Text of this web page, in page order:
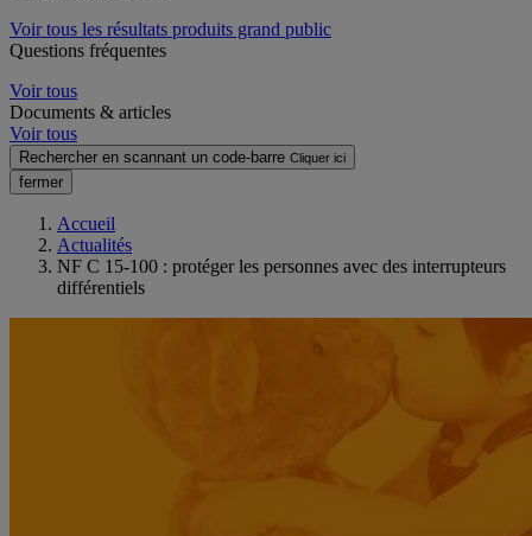
Voir tous les résultats produits grand public
Questions fréquentes
Voir tous
Documents & articles
Voir tous
Rechercher en scannant un code-barre Cliquer ici
fermer
Accueil
Actualités
NF C 15-100 : protéger les personnes avec des interrupteurs
différentiels